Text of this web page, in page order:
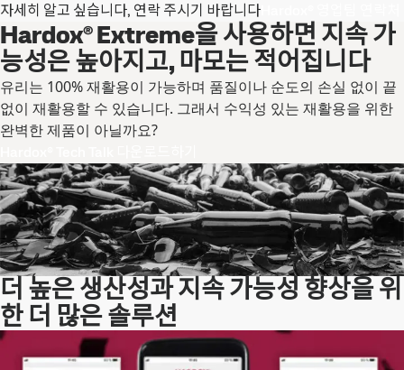
자세히 알고 싶습니다, 연락 주시기 바랍니다
Hardox® Extreme을 사용하면 지속 가
능성은 높아지고, 마모는 적어집니다
유리는 100% 재활용이 가능하며 품질이나 순도의 손실 없이 끝
없이 재활용할 수 있습니다. 그래서 수익성 있는 재활용을 위한
완벽한 제품이 아닐까요?
더 높은 생산성과 지속 가능성 향상을 위
한 더 많은 솔루션